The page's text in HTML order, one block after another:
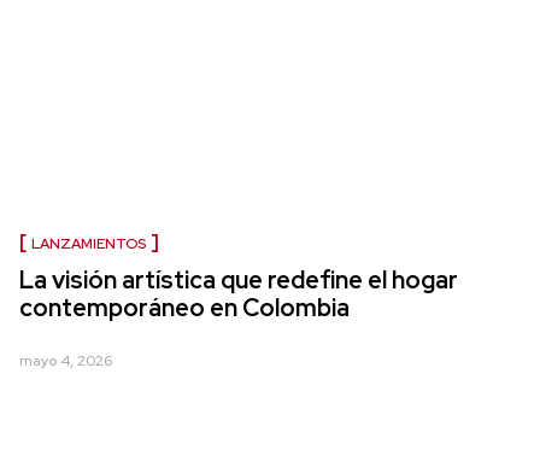
LANZAMIENTOS
La visión artística que redefine el hogar
contemporáneo en Colombia
mayo 4, 2026